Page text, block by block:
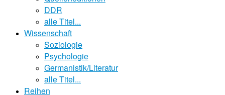
DDR
alle Titel...
Wissenschaft
Soziologie
Psychologie
Germanistik/Literatur
alle Titel...
Reihen